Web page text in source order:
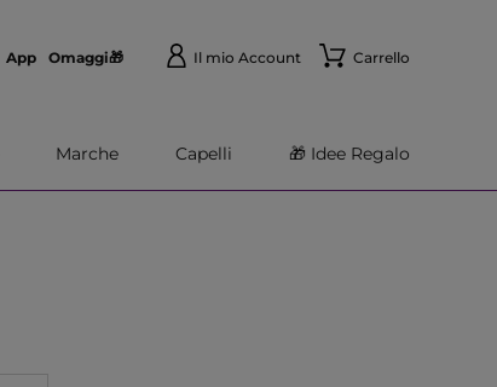
App Omaggi🎁 Il mio Account Carrello
Marche Capelli 🎁 Idee Regalo